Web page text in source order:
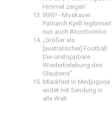
Himmel zeigen'
IRRE! - Moskauer
Patriarch Kyrill legitimiert
nun auch Atombombe
„Größer als
[australischer] Football:
Die unstoppbare
Wiederbelebung des
Glaubens“
Mladifest in Medjugorje
endet mit Sendung in
alle Welt